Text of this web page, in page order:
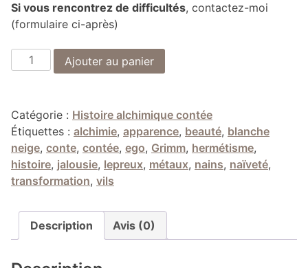
Si vous rencontrez de difficultés, contactez-moi
(formulaire ci-après)
quantité
de
-
Histoire
alchimique
contée
Ajouter au panier
Catégorie : Histoire alchimique contée
Étiquettes : alchimie, apparence, beauté, blanche
neige, conte, contée, ego, Grimm, hermétisme,
histoire, jalousie, lepreux, métaux, nains, naïveté,
transformation, vils
Description Avis (0)